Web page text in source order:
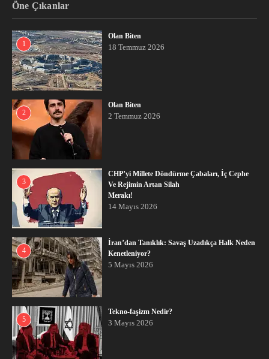
Öne Çıkanlar
1
Olan Biten
18 Temmuz 2026
2
Olan Biten
2 Temmuz 2026
3
CHP’yi Millete Döndürme Çabaları, İç Cephe
Ve Rejimin Artan Silah
Merakı!
14 Mayıs 2026
4
İran’dan Tanıklık: Savaş Uzadıkça Halk Neden
Kenetleniyor?
5 Mayıs 2026
5
Tekno-faşizm Nedir?
3 Mayıs 2026